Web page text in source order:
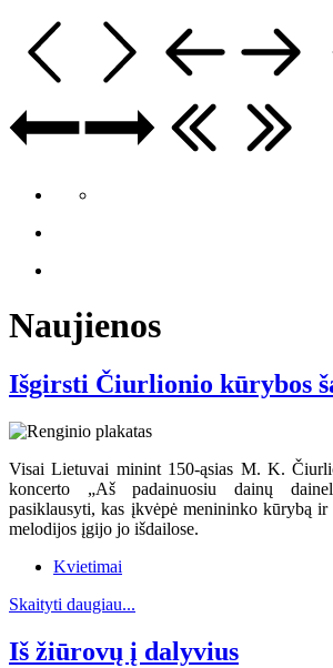
Naujienos
Išgirsti Čiurlionio kūrybos
Visai Lietuvai minint 150-ąsias M. K.
koncerto „Aš padainuosiu dainų
pasiklausyti, kas įkvėpė menininko kūrybą
melodijos įgijo jo išdailose.
Kvietimai
Skaityti daugiau...
Iš žiūrovų į dalyvius